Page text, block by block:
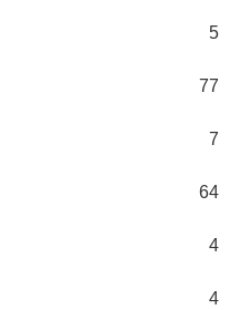
5
77
7
64
4
4